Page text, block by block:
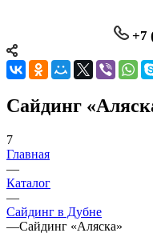
+7
Сайдинг
7
Главная
—
Каталог
—
Сайдинг в Дубне
—Сайдинг «Аляска»